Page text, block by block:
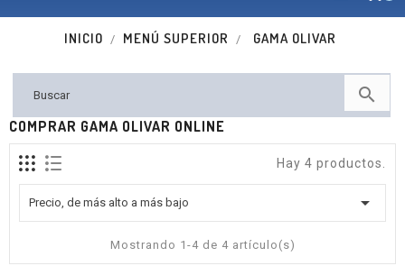
INICIO MENÚ SUPERIOR GAMA OLIVAR

COMPRAR GAMA OLIVAR ONLINE
Hay 4 productos.
Precio, de más alto a más bajo 
Mostrando 1-4 de 4 artículo(s)